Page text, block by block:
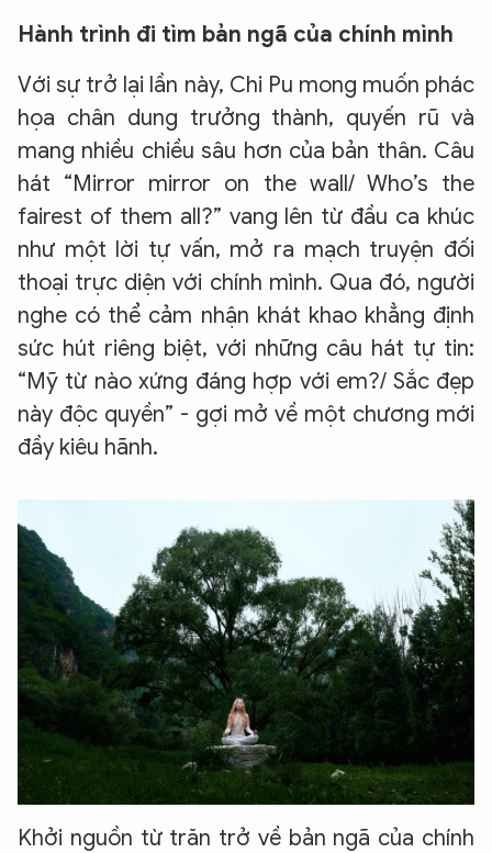
Hành trình đi tìm bản ngã của chính mình
Với sự trở lại lần này, Chi Pu mong muốn phác
họa chân dung trưởng thành, quyến rũ và
mang nhiều chiều sâu hơn của bản thân. Câu
hát “Mirror mirror on the wall/ Who’s the
fairest of them all?” vang lên từ đầu ca khúc
như một lời tự vấn, mở ra mạch truyện đối
thoại trực diện với chính mình. Qua đó, người
nghe có thể cảm nhận khát khao khẳng định
sức hút riêng biệt, với những câu hát tự tin:
“Mỹ từ nào xứng đáng hợp với em?/ Sắc đẹp
này độc quyền” - gợi mở về một chương mới
đầy kiêu hãnh.
Khởi nguồn từ trăn trở về bản ngã của chính